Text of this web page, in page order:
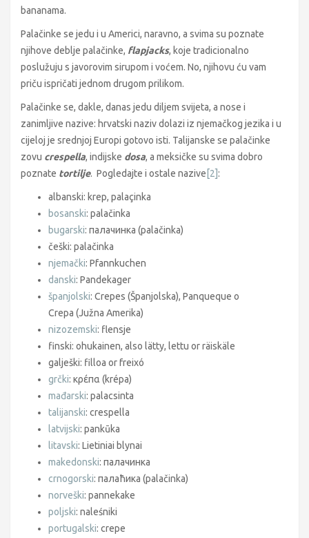
bananama.
Palačinke se jedu i u Americi, naravno, a svima su poznate
njihove deblje palačinke, flapjacks, koje tradicionalno
poslužuju s javorovim sirupom i voćem. No, njihovu ću vam
priču ispričati jednom drugom prilikom.
Palačinke se, dakle, danas jedu diljem svijeta, a nose i
zanimljive nazive: hrvatski naziv dolazi iz njemačkog jezika i u
cijeloj je srednjoj Europi gotovo isti. Talijanske se palačinke
zovu crespella, indijske dosa, a meksičke su svima dobro
poznate tortilje. Pogledajte i ostale nazive [2]:
albanski: krep, palaçinka
bosanski: palačinka
bugarski: палачинка (palačinka)
češki: palačinka
njemački: Pfannkuchen
danski: Pandekager
španjolski: Crepes (Španjolska), Panqueque o
Crepa (Južna Amerika)
nizozemski: flensje
finski: ohukainen, also lätty, lettu or räiskäle
galješki: filloa or freixó
grčki: κρέπα (krépa)
mađarski: palacsinta
talijanski: crespella
latvijski: pankūka
litavski: Lietiniai blynai
makedonski: палачинка
crnogorski: палаћика (palačinka)
norveški: pannekake
poljski: naleśniki
portugalski: crepe